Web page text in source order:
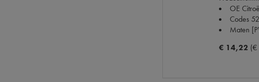
OE
Codes
Maten
€ 14,22 (€